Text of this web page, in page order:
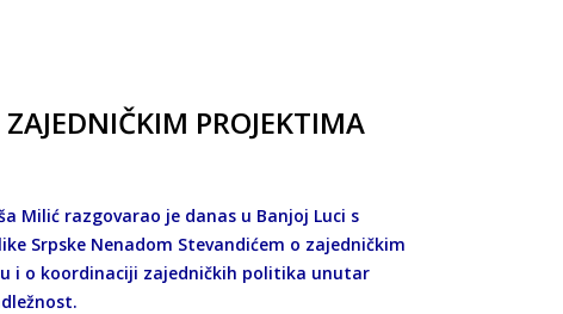
PROJEKTIMA
Milić razgovarao je danas u Banjoj Luci s
Srpske Nenadom Stevandićem o zajedničkim
i o koordinaciji zajedničkih politika unutar